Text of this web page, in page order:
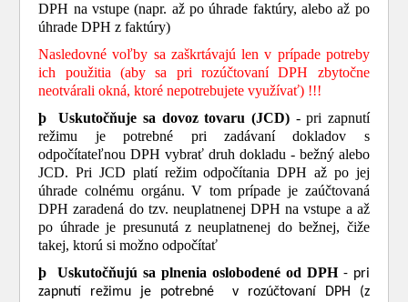
DPH na vstupe (napr. až po úhrade faktúry, alebo až po
úhrade DPH z faktúry)
Nasledovné voľby sa zaškrtávajú len v prípade potreby
ich použitia (aby sa pri rozúčtovaní DPH zbytočne
neotvárali okná, ktoré nepotrebujete využívať) !!!
þ Uskutočňuje sa dovoz tovaru (JCD) - pri zapnutí
režimu je potrebné pri zadávaní dokladov s
odpočítateľnou DPH vybrať druh dokladu - bežný alebo
JCD. Pri JCD platí režim odpočítania DPH až po jej
úhrade colnému orgánu. V tom prípade je zaúčtovaná
DPH zaradená do tzv. neuplatnenej DPH na vstupe a až
po úhrade je presunutá z neuplatnenej do bežnej, čiže
takej, ktorú si možno odpočítať
þ
Uskutočňujú sa plnenia oslobodené od DPH- pri
zapnutí režimu je potrebné v rozúčtovaní DPH (z